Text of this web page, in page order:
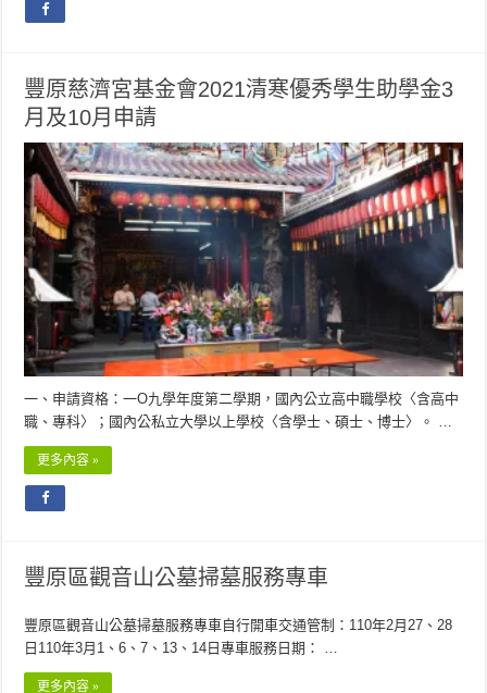
豐原慈濟宮基金會2021清寒優秀學生助學金3
月及10月申請
一、申請資格：一O九學年度第二學期，國內公立高中職學校〈含高中
職、專科〉；國內公私立大學以上學校〈含學士、碩士、博士〉。 …
更多內容 »
豐原區觀音山公墓掃墓服務專車
豐原區觀音山公墓掃墓服務專車自行開車交通管制：110年2月27、28
日110年3月1、6、7、13、14日專車服務日期： …
更多內容 »